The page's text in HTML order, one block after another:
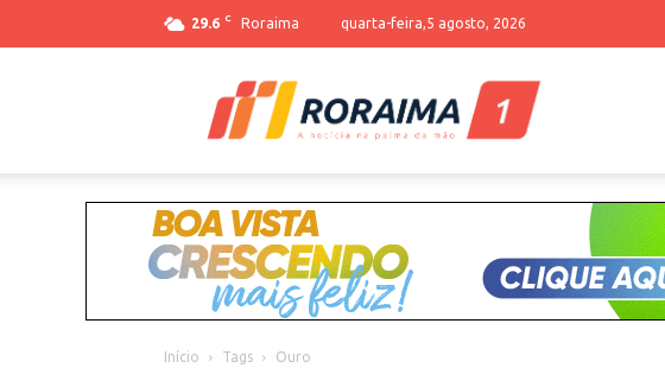
29.6 C Roraima quarta-feira,5 agosto, 2026
Início Tags Ouro